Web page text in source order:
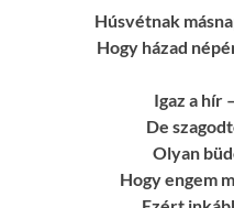
Húsvétnak
Hogy házad
Igaz a hír
De
Olyan
Hogy engem